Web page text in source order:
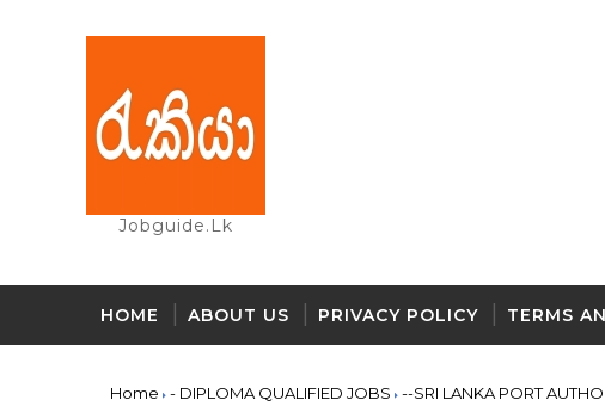
Jobguide.lk
HOME ABOUT US PRIVACY POLICY TERMS
Home - DIPLOMA QUALIFIED JOBS --SRI LANKA PORT